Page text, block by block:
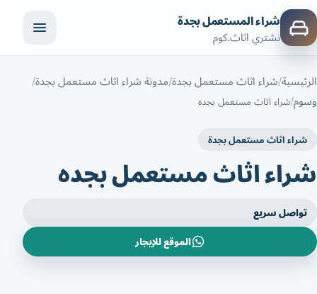
شراء المستعمل بجدة
نشتري اثاث.كوم
الرئيسية شراء اثاث مستعمل بجدة مدونة شراء اثاث مستعمل بجدة
وسوم شراء اثاث مستعمل بجده
شراء اثاث مستعمل بجدة
شراء اثاث مستعمل بجده
تواصل سريع
الموقع للإيجار